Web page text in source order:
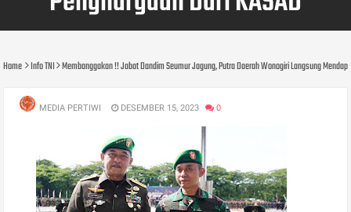
Home Info TNI Membanggakan !! Jabat Dandim Seumur Jagung, Putra Daerah Wonogiri Langsung
MEDIA PERTIWI DESEMBER 15, 2023 0